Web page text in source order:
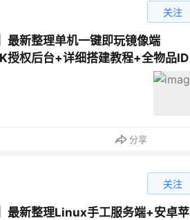
关注
最新整理单机一键即玩镜像端
权后台+详细搭建教程+全物品ID
分享
关注
最新整理Linux手工服务端+安卓苹